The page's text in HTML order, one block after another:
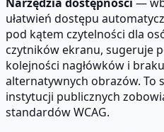
ułatwień dostępu
pod kątem czytelności dla
czytników ekranu, sugeruje
kolejności nagłówków i
alternatywnych obrazów. To
instytucji publicznych
standardów WCAG.